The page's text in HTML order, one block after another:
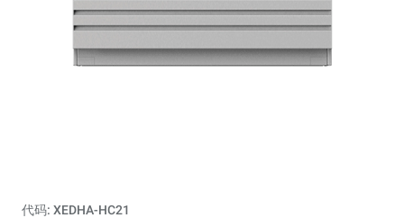
代码: XEDHA-HC21